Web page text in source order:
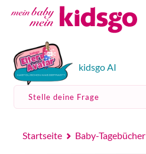
kidsgo AI
Stelle deine Frage
Startseite Baby-Tagebücher